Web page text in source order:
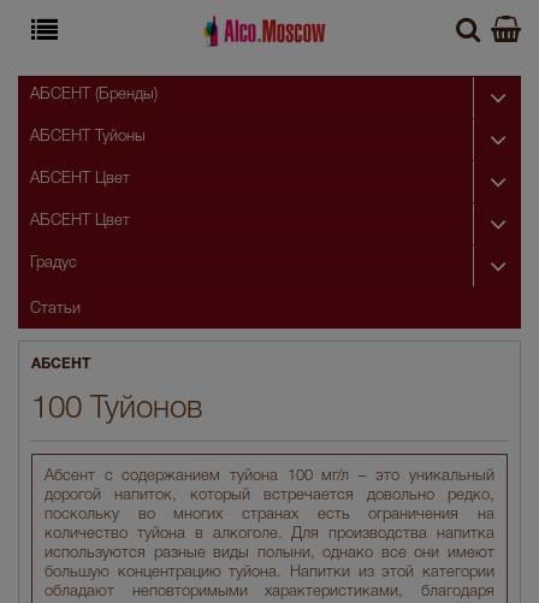
АБСЕНТ
100 Туйонов
Абсент с содержанием туйона 100 мг/л – это уникальный
дорогой напиток, который встречается довольно редко,
поскольку во многих странах есть ограничения на
количество туйона в алкоголе. Для производства напитка
используются разные виды полыни, однако все они имеют
большую концентрацию туйона. Напитки из этой категории
обладают неповторимыми характеристиками, благодаря
АБСЕНТ (Бренды)
АБСЕНТ Туйоны
АБСЕНТ Цвет
АБСЕНТ Цвет
Градус
Статьи